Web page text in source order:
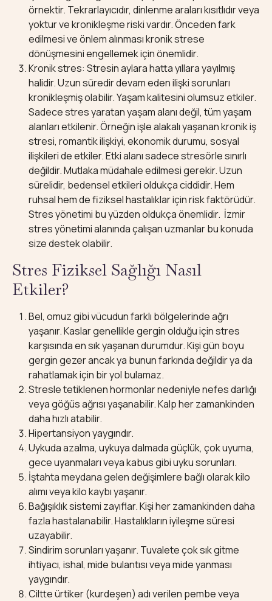
örnektir. Tekrarlayıcıdır, dinlenme araları kısıtlıdır veya
yoktur ve kronikleşme riski vardır. Önceden fark
edilmesi ve önlem alınması kronik strese
dönüşmesini engellemek için önemlidir.
Kronik stres: Stresin aylara hatta yıllara yayılmış
halidir. Uzun süredir devam eden ilişki sorunları
kronikleşmiş olabilir. Yaşam kalitesini olumsuz etkiler.
Sadece stres yaratan yaşam alanı değil, tüm yaşam
alanları etkilenir. Örneğin işle alakalı yaşanan kronik iş
stresi, romantik ilişkiyi, ekonomik durumu, sosyal
ilişkileri de etkiler. Etki alanı sadece stresörle sınırlı
değildir. Mutlaka müdahale edilmesi gerekir. Uzun
sürelidir, bedensel etkileri oldukça ciddidir. Hem
ruhsal hem de fiziksel hastalıklar için risk faktörüdür.
Stres yönetimi bu yüzden oldukça önemlidir. İzmir
stres yönetimi alanında çalışan uzmanlar bu konuda
size destek olabilir.
Stres Fiziksel Sağlığı Nasıl
Etkiler?
Bel, omuz gibi vücudun farklı bölgelerinde ağrı
yaşanır. Kaslar genellikle gergin olduğu için stres
karşısında en sık yaşanan durumdur. Kişi gün boyu
gergin gezer ancak ya bunun farkında değildir ya da
rahatlamak için bir yol bulamaz.
Stresle tetiklenen hormonlar nedeniyle nefes darlığı
veya göğüs ağrısı yaşanabilir. Kalp her zamankinden
daha hızlı atabilir.
Hipertansiyon yaygındır.
Uykuda azalma, uykuya dalmada güçlük, çok uyuma,
gece uyanmaları veya kabus gibi uyku sorunları.
İştahta meydana gelen değişimlere bağlı olarak kilo
alımı veya kilo kaybı yaşanır.
Bağışıklık sistemi zayıflar. Kişi her zamankinden daha
fazla hastalanabilir. Hastalıkların iyileşme süresi
uzayabilir.
Sindirim sorunları yaşanır. Tuvalete çok sık gitme
ihtiyacı, ishal, mide bulantısı veya mide yanması
yaygındır.
Ciltte ürtiker (kurdeşen) adı verilen pembe veya